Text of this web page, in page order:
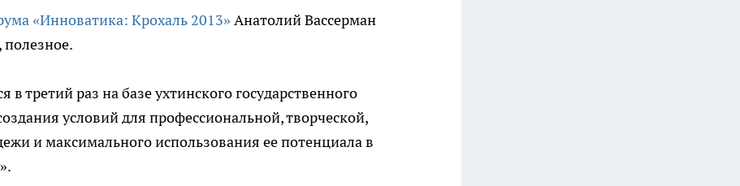
«Инноватика: Крохаль 2013» Анатолий Вассерман
полезное.
в третий раз на базе ухтинского государственного
условий для профессиональной, творческой,
и максимального использования ее потенциала в